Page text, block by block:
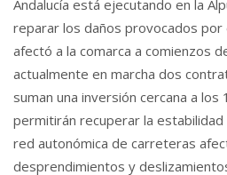
Andalucía está ejecutando en la
reparar los daños provocados
afectó a la comarca a comienzos
actualmente en marcha dos
suman una inversión cercana a
permitirán recuperar la
red autonómica de carreteras
desprendimientos y